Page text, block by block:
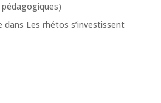
dans Les rhétos s’investissent